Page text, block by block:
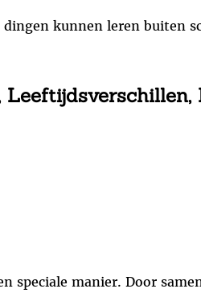
kunnen leren buiten
speciale manier. Door